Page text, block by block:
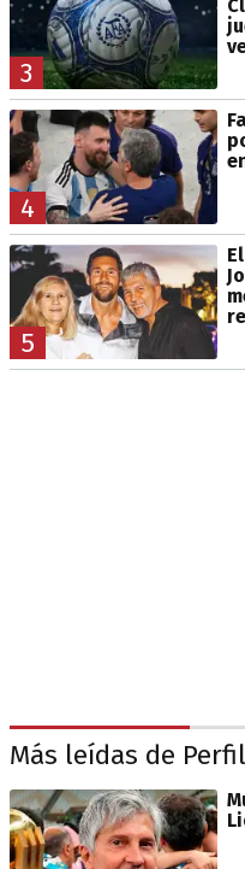
3
4
5
Más leídas de Perfil